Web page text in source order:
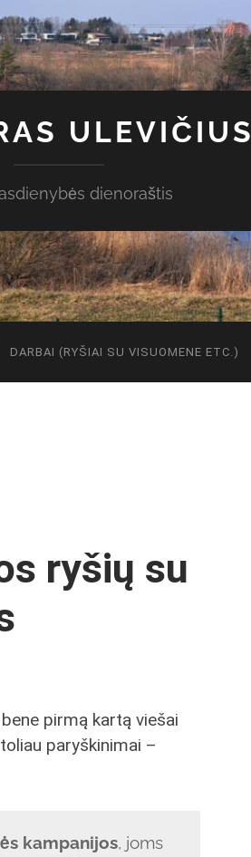
ULEVIČIUS
dienoraštis
DARBAI (RYŠIAI SU VISUOMENE ETC.)
ryšių su
pirmą kartą viešai
paryškinimai –
kampanijos, joms